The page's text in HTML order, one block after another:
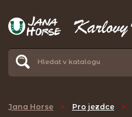
Jana Horse > Pro jezdce >